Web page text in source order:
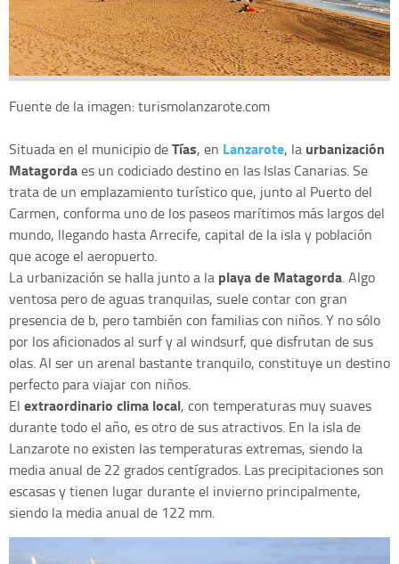
Fuente de la imagen: turismolanzarote.com
Situada en el municipio deTías, en Lanzarote, la urbanización
Matagordaes un codiciado destino en las Islas Canarias. Se
trata de un emplazamiento turístico que, junto al Puerto del
Carmen, conforma uno de los paseos marítimos más largos del
mundo, llegando hasta Arrecife, capital de la isla y población
que acoge el aeropuerto.
La urbanización se halla junto a la playa de Matagorda. Algo
ventosa pero de aguas tranquilas, suele contar con gran
presencia de b, pero también con familias con niños. Y no sólo
por los aficionados al surf y al windsurf, que disfrutan de sus
olas. Al ser un arenal bastante tranquilo, constituye un destino
perfecto para viajar con niños.
El extraordinario clima local, con temperaturas muy suaves
durante todo el año, es otro de sus atractivos. En la isla de
Lanzarote no existen las temperaturas extremas, siendo la
media anual de 22 grados centígrados. Las precipitaciones son
escasas y tienen lugar durante el invierno principalmente,
siendo la media anual de 122 mm.